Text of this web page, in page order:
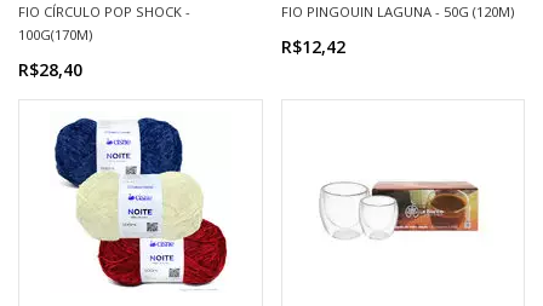
FIO CÍRCULO POP SHOCK -
100G(170M)
R$28,40
FIO PINGOUIN LAGUNA - 50G (120M)
R$12,42